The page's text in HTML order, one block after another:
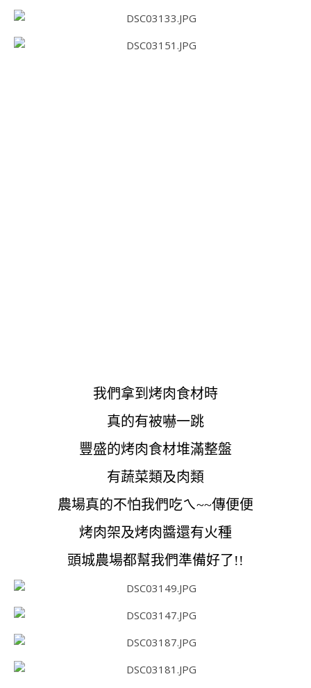
我們拿到烤肉食材時
真的有被嚇一跳
豐盛的烤肉食材堆滿整盤
有蔬菜類及肉類
農場真的不怕我們吃ㄟ~~傳便便
烤肉架及烤肉醬還有火種
頭城農場都幫我們準備好了!!